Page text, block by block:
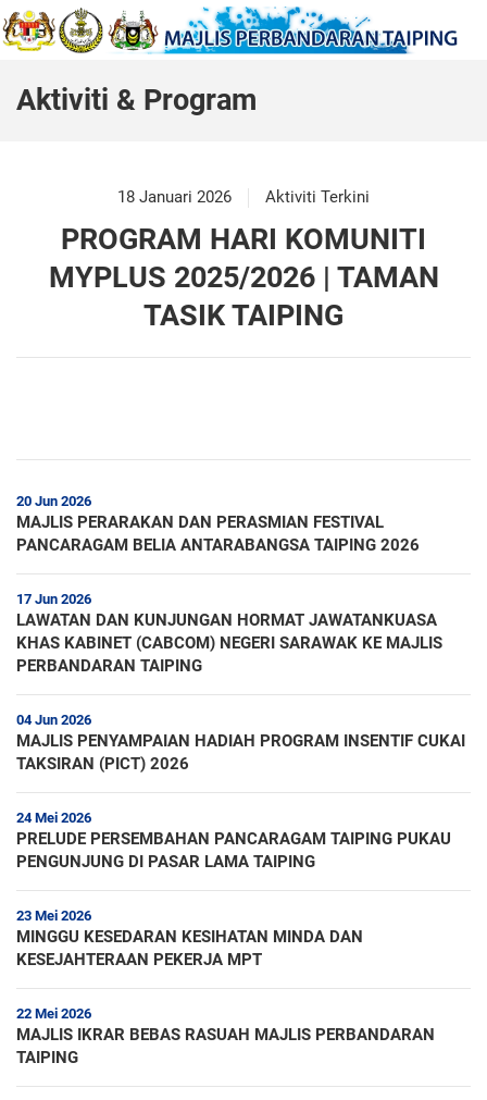
Aktiviti & Program
18 Januari 2026 Aktiviti Terkini
PROGRAM HARI KOMUNITI
MYPLUS 2025/2026 | TAMAN
TASIK TAIPING
20 Jun 2026
MAJLIS PERARAKAN DAN PERASMIAN FESTIVAL
PANCARAGAM BELIA ANTARABANGSA TAIPING 2026
17 Jun 2026
LAWATAN DAN KUNJUNGAN HORMAT JAWATANKUASA
KHAS KABINET (CABCOM) NEGERI SARAWAK KE MAJLIS
PERBANDARAN TAIPING
04 Jun 2026
MAJLIS PENYAMPAIAN HADIAH PROGRAM INSENTIF CUKAI
TAKSIRAN (PICT) 2026
24 Mei 2026
PRELUDE PERSEMBAHAN PANCARAGAM TAIPING PUKAU
PENGUNJUNG DI PASAR LAMA TAIPING
23 Mei 2026
MINGGU KESEDARAN KESIHATAN MINDA DAN
KESEJAHTERAAN PEKERJA MPT
22 Mei 2026
MAJLIS IKRAR BEBAS RASUAH MAJLIS PERBANDARAN
TAIPING